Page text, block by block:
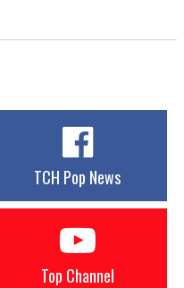
TCH Pop News
Top Channel